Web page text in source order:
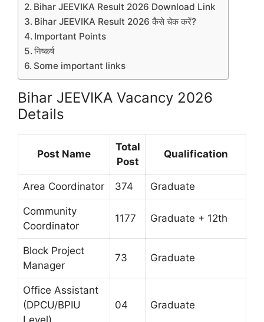
Bihar JEEVIKA Result 2026 Download Link
Bihar JEEVIKA Result 2026 कैसे चेक करें?
Important Points
निष्कर्ष
Some important links
Bihar JEEVIKA Vacancy 2026
Details
Post Name
Total
Post
Qualification
Area Coordinator 374 Graduate
Community
Coordinator
1177 Graduate + 12th
Block Project
Manager
73 Graduate
Office Assistant
(DPCU/BPIU
Level)
04 Graduate